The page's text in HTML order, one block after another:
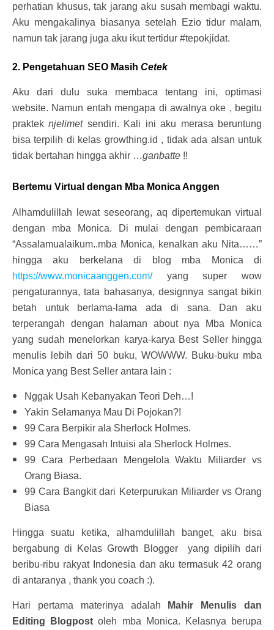
perhatian khusus, tak jarang aku susah membagi waktu.
Aku mengakalinya biasanya setelah Ezio tidur malam,
namun tak jarang juga aku ikut tertidur #tepokjidat.
2. Pengetahuan SEO Masih Cetek
Aku dari dulu suka membaca tentang ini, optimasi
website. Namun entah mengapa di awalnya oke , begitu
prakteknjelimet sendiri. Kali ini aku merasa beruntung
bisa terpilih di kelas growthing.id , tidak ada alsan untuk
tidak bertahan hingga akhir …ganbatte !!
Bertemu Virtual dengan Mba Monica Anggen
Alhamdulillah lewat seseorang, aq dipertemukan virtual
dengan mba Monica. Di mulai dengan pembicaraan
“Assalamualaikum..mba Monica, kenalkan aku Nita……”
hingga aku berkelana di blog mba Monica di
https://www.monicaanggen.com/yang super wow
pengaturannya, tata bahasanya, designnya sangat bikin
betah untuk berlama-lama ada di sana. Dan aku
terperangah dengan halaman about nya Mba Monica
yang sudah menelorkan karya-karya Best Seller hingga
menulis lebih dari 50 buku, WOWWW. Buku-buku mba
Monica yang Best Seller antara lain :
Nggak Usah Kebanyakan Teori Deh…!
Yakin Selamanya Mau Di Pojokan?!
99 Cara Berpikir ala Sherlock Holmes.
99 Cara Mengasah Intuisi ala Sherlock Holmes.
99 Cara Perbedaan Mengelola Waktu Miliarder vs
Orang Biasa.
99 Cara Bangkit dari Keterpurukan Miliarder vs Orang
Biasa
Hingga suatu ketika, alhamdulillah banget, aku bisa
bergabung di Kelas Growth Blogger yang dipilih dari
beribu-ribu rakyat Indonesia dan aku termasuk 42 orang
di antaranya , thank you coach :).
Hari pertama materinya adalah
Mahir Menulis dan
Editing Blogpost oleh mba Monica. Kelasnya berupa